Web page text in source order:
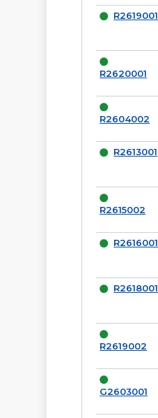
R2619001
R2620001
R2604002
R2613001
R2615002
R2616001
R2618001
R2619002
G2603001